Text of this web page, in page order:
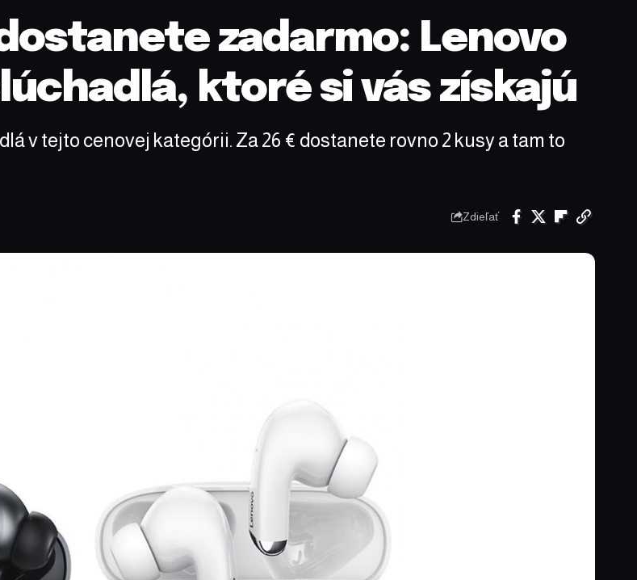
zadarmo: Lenovo
ktoré si vás získajú
v tejto cenovej kategórii. Za 26 € dostanete rovno 2 kusy a tam to
Zdieľať